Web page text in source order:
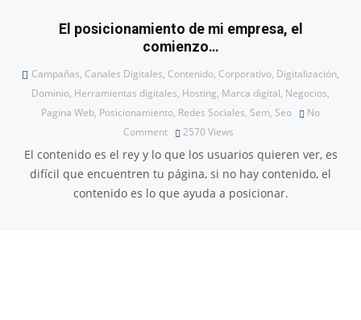
El posicionamiento de mi empresa, el
comienzo…
Campañas, Canales Digitales, Contenido, Corporativo, Digitalización,
Dominio, Herramientas digitales, Hosting, Marca digital, Negocios,
Pagina Web, Posicionamiento, Redes Sociales, Sem, Seo
No
Comment
2570 Views
El contenido es el rey y lo que los usuarios quieren ver, es
difícil que encuentren tu página, si no hay contenido, el
contenido es lo que ayuda a posicionar.